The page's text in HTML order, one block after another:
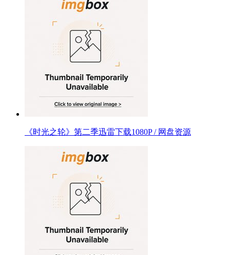
《时光之轮》第二季迅雷下载1080P / 网盘资源